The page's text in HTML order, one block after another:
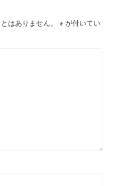
はありません。 ※ が付いてい